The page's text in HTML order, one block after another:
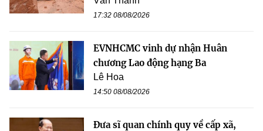
17:32 08/08/2026
EVNHCMC vinh dự nhận Huân
chương Lao động hạng Ba
Lê Hoa
14:50 08/08/2026
Đưa sĩ quan chính quy về cấp xã,